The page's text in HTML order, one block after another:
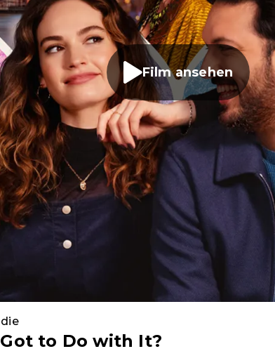
Film ansehen
to Do with It?